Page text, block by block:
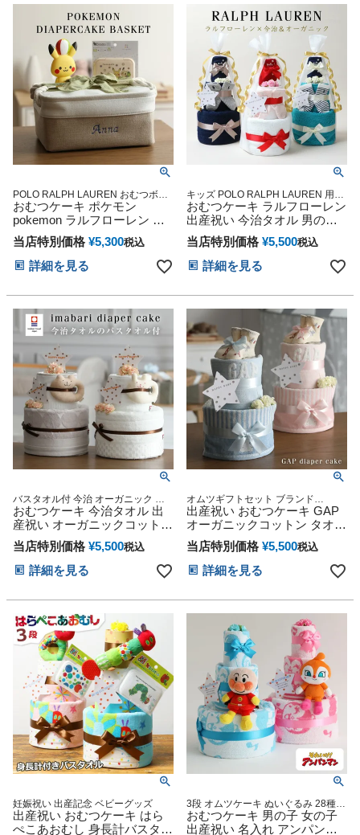
お父さん お母さん クリスマ
ス ハロウィン バレンタイン
七五三 初節句 子供の日 ギフ
トセット 人気
グ 誕生日 クリスマス ハロウ
ィン バレンタイン 七五三 初
節句 子供の日 端午の節句 桃
の節句 ひな祭り
POLO RALPH LAUREN おむつボッ
クス お試し ずっと使える 長く使え
る 実用品 便利 御出産祝い 人気 ママ
用品 子育て Baby shower 贈り物 小
物 可愛い 人気 流行 誕生日 出産記念
妊娠祝い
おむつケーキ ポケモン
pokemon ラルフローレン 出
産祝い ギフトセット バスケ
ット ボックス ストッカー ケ
ース ピカチュウ 男の子 女の
子 赤ちゃん POLO RALPH
マス ハロウィン バレンタイ
ン 七五三 初節句 子供の日 ギ
ひな祭り
当店特別価格 ¥5,300税込
詳細を見る
キッズ POLO RALPH LAUREN 用品
マタニティ 送料無料 豪華 赤ちゃん
専門
おむつケーキ ラルフローレン
出産祝い 今治タオル 男の子
女の子 オーガニックコットン
ベビー ソックス POLO
RALPH LAUREN 思い出 赤ち
ゃん 子供 出産 マタニティ マ
リスマス ハロウィン バレン
タイン 七五三 初節句 子供の
日 ギフトセット 人気
当店特別価格 ¥5,500税込
詳細を見る
バスタオル付 今治 オーガニック 妊
娠祝い 御出産祝い 出産記念 オムツ
ケーキ ベビーシャワー 妊娠祝い 御
出産祝い 出産記念 オムツケーキ
おむつケーキ 今治タオル 出
産祝い オーガニックコットン
日本製 名前入り 2段 バスタオ
ル オムツケーキ 男の子 女の
子 乳幼児 ベビー ダイパーケ
ーキ 赤ちゃん
当店特別価格 ¥5,500税込
詳細を見る
オムツギフトセット ブランド
BABYGAP
出産祝い おむつケーキ GAP
オーガニックコットン タオル
ソックス スタイ 2段 男の子
女の子 ベビー 名入れ 刺繍 名
前入り ギャップ マタニティ
ギフトセット インスタ
当店特別価格 ¥5,500税込
詳細を見る
妊娠祝い 出産記念 ベビーグッズ
出産祝い おむつケーキ はら
ぺこあおむし 身長計バスタオ
3段 オムツケーキ ぬいぐるみ 28種類
スポーツタオル付き 送料無料 ギフト
キャラクター ダイパーケーキ 豪華
おむつケーキ 男の子 女の子
出産祝い 名入れ アンパンマ